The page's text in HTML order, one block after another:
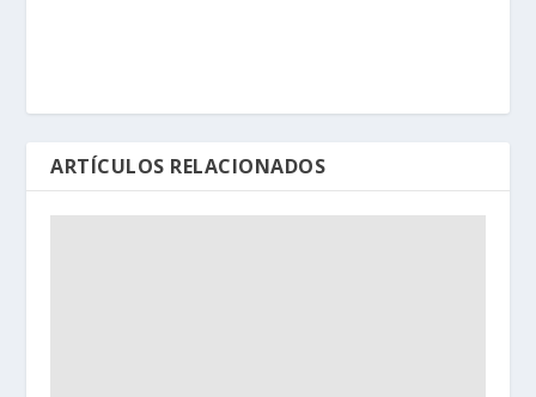
ARTÍCULOS RELACIONADOS